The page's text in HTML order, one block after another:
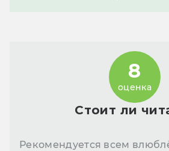
Стоит ли
8
оценка
Рекомендуется всем